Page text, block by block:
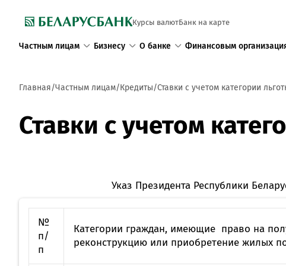
Курсы валютБанк на карте
Частным лицам Бизнесу О банке Финансовым
Главная Частным лицам Кредиты Ставки с учетом категории
Ставки с учетом
Указ Президента Республики
№
п/
п
Категории граждан, имеющие право на
реконструкцию или приобретение жилых